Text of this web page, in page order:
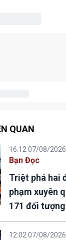
QUAN
16:12 07/08/2026
Bạn Đọc
Triệt phá hai
phạm xuyên
171 đối tượng
12:02 07/08/2026